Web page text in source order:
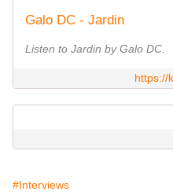
Galo DC - Jardin
Listen to Jardin by Galo DC.
https://
#Interviews